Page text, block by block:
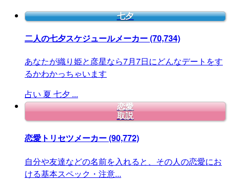
七夕
二人の七夕スケジュールメーカー(70,734)
あなたが織り姫と彦星なら7月7日にどんなデートをす
るかわかっちゃいます
占い 夏 七夕 ...
恋愛
取説
恋愛トリセツメーカー(90,772)
自分や友達などの名前を入れると、その人の恋愛にお
ける基本スペック・注意...